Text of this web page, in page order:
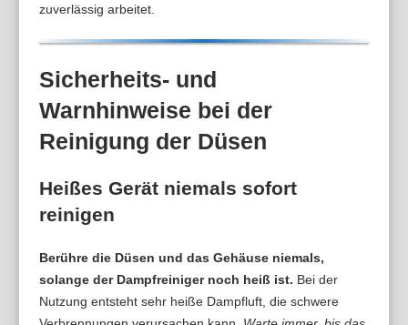
zuverlässig arbeitet.
Sicherheits- und
Warnhinweise bei der
Reinigung der Düsen
Heißes Gerät niemals sofort
reinigen
Berühre die Düsen und das Gehäuse niemals,
solange der Dampfreiniger noch heiß ist. Bei der
Nutzung entsteht sehr heiße Dampfluft, die schwere